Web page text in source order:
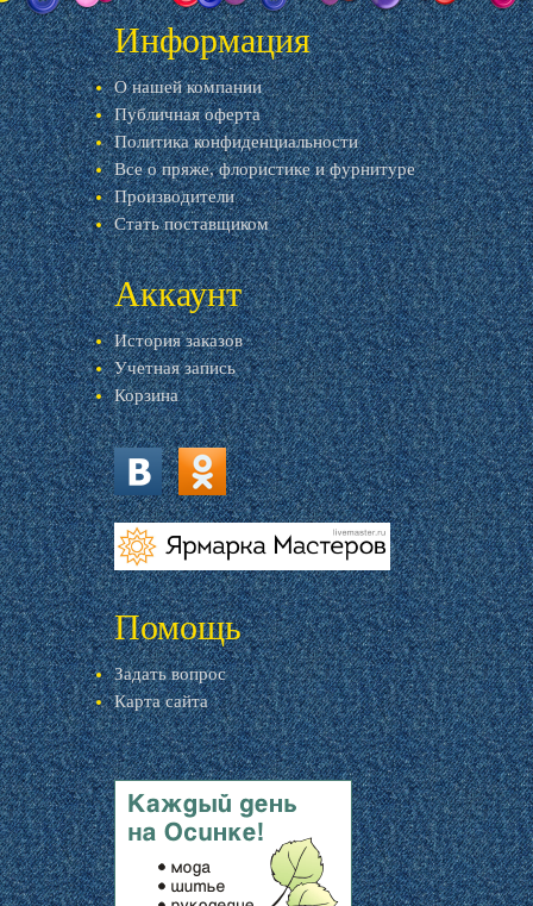
Информация
О нашей компании
Публичная оферта
Политика конфиденциальности
Все о пряже, флористике и фурнитуре
Производители
Стать поставщиком
Аккаунт
История заказов
Учетная запись
Корзина
vk.com ok.ru
livemaster.ru
Помощь
Задать вопрос
Карта сайта